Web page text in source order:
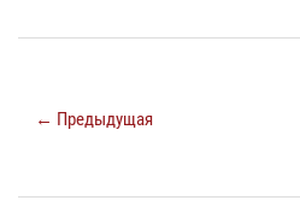
← Предыдущая